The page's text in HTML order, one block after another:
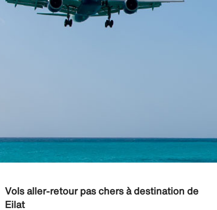
Vols aller-retour pas chers à destination de
Eilat